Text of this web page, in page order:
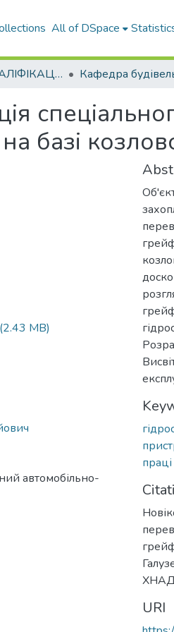
All of DSpace
ВИПУСКНІ КВАЛІФІКАЦІЙНІ РОБОТИ
базі
(2.43 MB)
автомобільно-
праці
URI